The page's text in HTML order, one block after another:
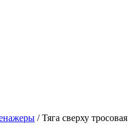
/ Тяга сверху тросовая